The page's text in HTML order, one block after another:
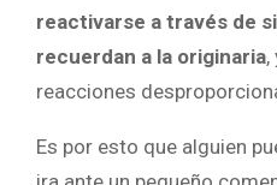
reactivarse a través de
recuerdan a la originaria,
reacciones
Es por esto que alguien